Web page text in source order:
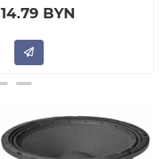
14.79 BYN